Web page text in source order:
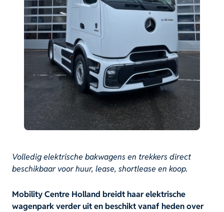
Volledig elektrische bakwagens en trekkers direct
beschikbaar voor huur, lease, shortlease en koop.
Mobility Centre Holland breidt haar elektrische
wagenpark verder uit en beschikt vanaf heden over